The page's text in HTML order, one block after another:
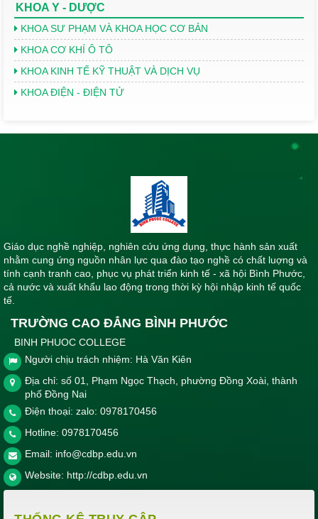
KHOA Y - DƯỢC
KHOA SƯ PHẠM VÀ KHOA HỌC CƠ BẢN
KHOA CƠ KHÍ Ô TÔ
KHOA KINH TẾ KỸ THUẬT VÀ DỊCH VỤ
KHOA ĐIỆN - ĐIỆN TỬ
Giáo dục nghề nghiệp, nghiên cứu ứng dụng, thực hành sản xuất
nhằm cung ứng nguồn nhân lực qua đào tạo nghề có chất luợng và
tính cạnh tranh cao, phục vụ phát triển kinh tế - xã hội Bình Phước,
cả nước và xuất khẩu lao động trong thời kỳ hội nhập kinh tế quốc
tế.
TRƯỜNG CAO ĐẲNG BÌNH PHƯỚC
BINH PHUOC COLLEGE
Người chịu trách nhiệm: Hà Văn Kiên
Địa chỉ: số 01, Phạm Ngọc Thạch, phường Đồng Xoài, thành
phố Đồng Nai
Điện thoại: zalo: 0978170456
Hotline: 0978170456
Email: info@cdbp.edu.vn
Website: http://cdbp.edu.vn